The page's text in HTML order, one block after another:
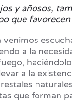
y añosos,
que
venimos
a la
a la
que forman